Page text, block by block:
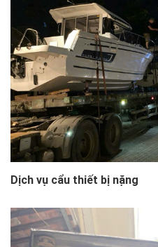
Dịch vụ cẩu thiết bị nặng